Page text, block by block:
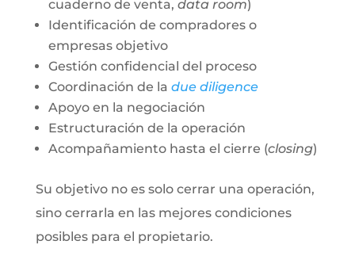
cuaderno de venta, data room)
Identificación de compradores o
empresas objetivo
Gestión confidencial del proceso
Coordinación de la due diligence
Apoyo en la negociación
Estructuración de la operación
Acompañamiento hasta el cierre (closing)
Su objetivo no es solo cerrar una operación,
sino cerrarla en las mejores condiciones
posibles para el propietario.